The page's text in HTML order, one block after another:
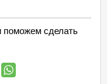
сделать